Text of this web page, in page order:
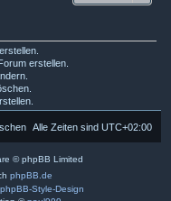
erstellen.
Alle Zeiten sind UTC+02:00
© phpBB Limited
phpBB.de
phpBB-Style-Design